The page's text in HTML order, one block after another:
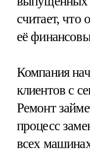
cчитает, что
её
Компания
клиентов с
Ремонт
процесс
всех